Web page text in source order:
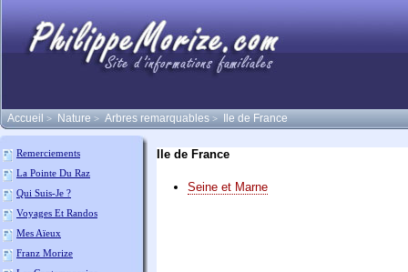
Accueil > Nature > Arbres remarquables > Ile de France
Remerciements
La Pointe Du Raz
Qui Suis-Je ?
Voyages Et Randos
Mes Aïeux
Franz Morize
Ile de France
Seine et Marne